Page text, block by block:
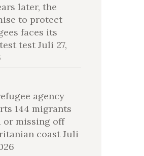
later, the
to protect
faces its
test Juli 27,
agency
144 migrants
or missing off
coast Juli